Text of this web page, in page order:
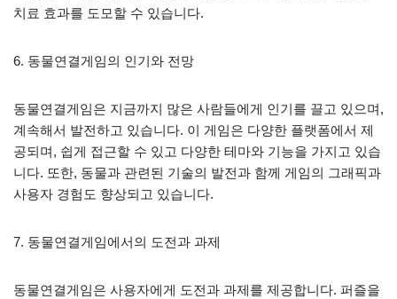
치료 효과를 도모할 수 있습니다.
6. 동물연결게임의 인기와 전망
동물연결게임은 지금까지 많은 사람들에게 인기를 끌고 있으며,
계속해서 발전하고 있습니다. 이 게임은 다양한 플랫폼에서 제
공되며, 쉽게 접근할 수 있고 다양한 테마와 기능을 가지고 있습
니다. 또한, 동물과 관련된 기술의 발전과 함께 게임의 그래픽과
사용자 경험도 향상되고 있습니다.
7. 동물연결게임에서의 도전과 과제
동물연결게임은 사용자에게 도전과 과제를 제공합니다. 퍼즐을